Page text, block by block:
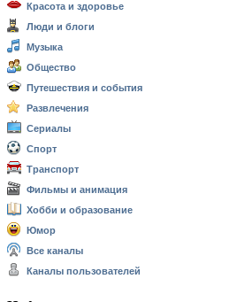
Красота и здоровье
Люди и блоги
Музыка
Общество
Путешествия и события
Развлечения
Сериалы
Спорт
Транспорт
Фильмы и анимация
Хобби и образование
Юмор
Все каналы
Каналы пользователей